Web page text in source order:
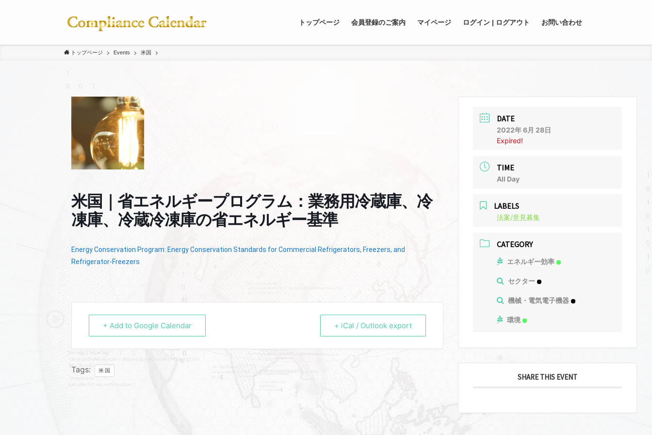
トップページ 会員登録のご案内 マイページ ログイン | ログアウト お問い合わせ
トップページ Events 米国
米国｜省エネルギープログラム：業務用冷蔵庫、冷
凍庫、冷蔵冷凍庫の省エネルギー基準
Energy Conservation Program: Energy Conservation Standards for Commercial Refrigerators, Freezers, and
Refrigerator-Freezers
+ Add to Google Calendar + iCal / Outlook export
Tags: 米国
DATE
2022年 6月 28日
Expired!
TIME
All Day
LABELS
法案/意見募集
CATEGORY
エネルギー効率
セクター
機械・電気電子機器
環境
SHARE THIS EVENT